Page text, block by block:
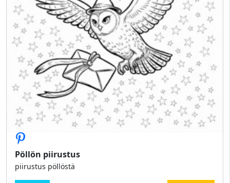
Pöllön piirustus
piirustus pöllöstä